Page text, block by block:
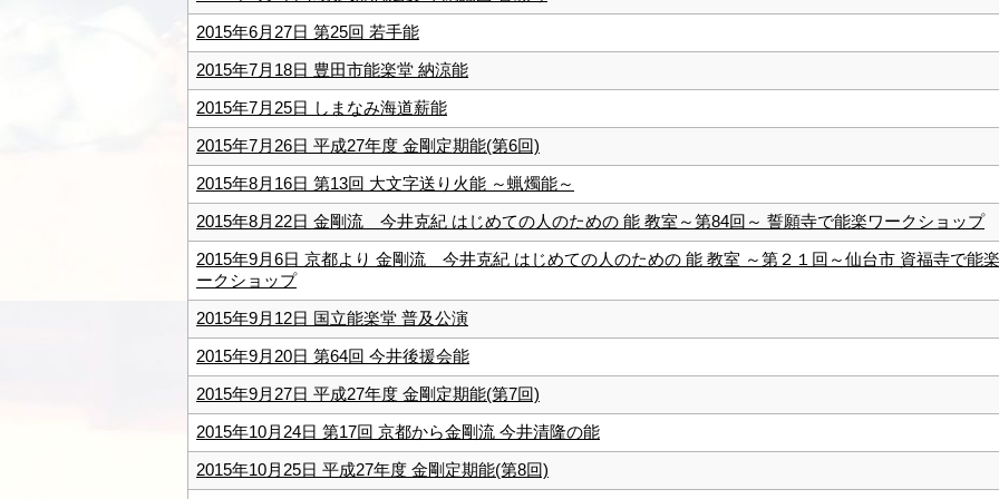
2015年6月27日 第25回 若手能
2015年7月18日 豊田市能楽堂 納涼能
2015年7月25日 しまなみ海道薪能
2015年7月26日 平成27年度 金剛定期能(第6回)
2015年8月16日 第13回 大文字送り火能 ～蝋燭能～
2015年8月22日 金剛流 今井克紀 はじめての人のための 能 教室～第84回～ 誓願寺で能楽ワークショップ
2015年9月6日 京都より 金剛流 今井克紀 はじめての人のための 能 教室 ～第２１回～仙台市 資福寺で能
ークショップ
2015年9月12日 国立能楽堂 普及公演
2015年9月20日 第64回 今井後援会能
2015年9月27日 平成27年度 金剛定期能(第7回)
2015年10月24日 第17回 京都から金剛流 今井清隆の能
2015年10月25日 平成27年度 金剛定期能(第8回)